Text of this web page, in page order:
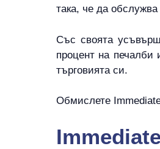
така, че да
Със своята
процент на печалби
търговията си.
Обмислете